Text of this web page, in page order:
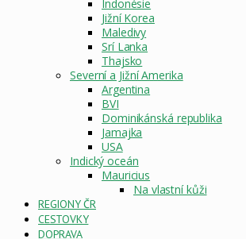
Indonésie
Jižní Korea
Maledivy
Srí Lanka
Thajsko
Severní a Jižní Amerika
Argentina
BVI
Dominikánská republika
Jamajka
USA
Indický oceán
Mauricius
Na vlastní kůži
REGIONY ČR
CESTOVKY
DOPRAVA